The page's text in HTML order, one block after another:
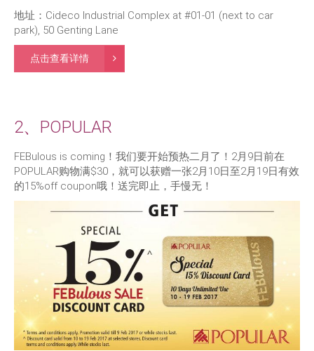
地址：Cideco Industrial Complex at #01-01 (next to car
park), 50 Genting Lane
点击查看详情
2、POPULAR
FEBulous is coming！我们要开始预热二月了！2月9日前在
POPULAR购物满$30，就可以获赠一张2月10日至2月19日有效
的15%off coupon哦！送完即止，手慢无！